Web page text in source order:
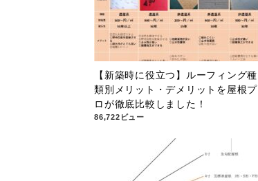
【新築時に役立つ】ルーフィング種
類別メリット・デメリットを屋根プ
ロが徹底比較しました！
86,722ビュー